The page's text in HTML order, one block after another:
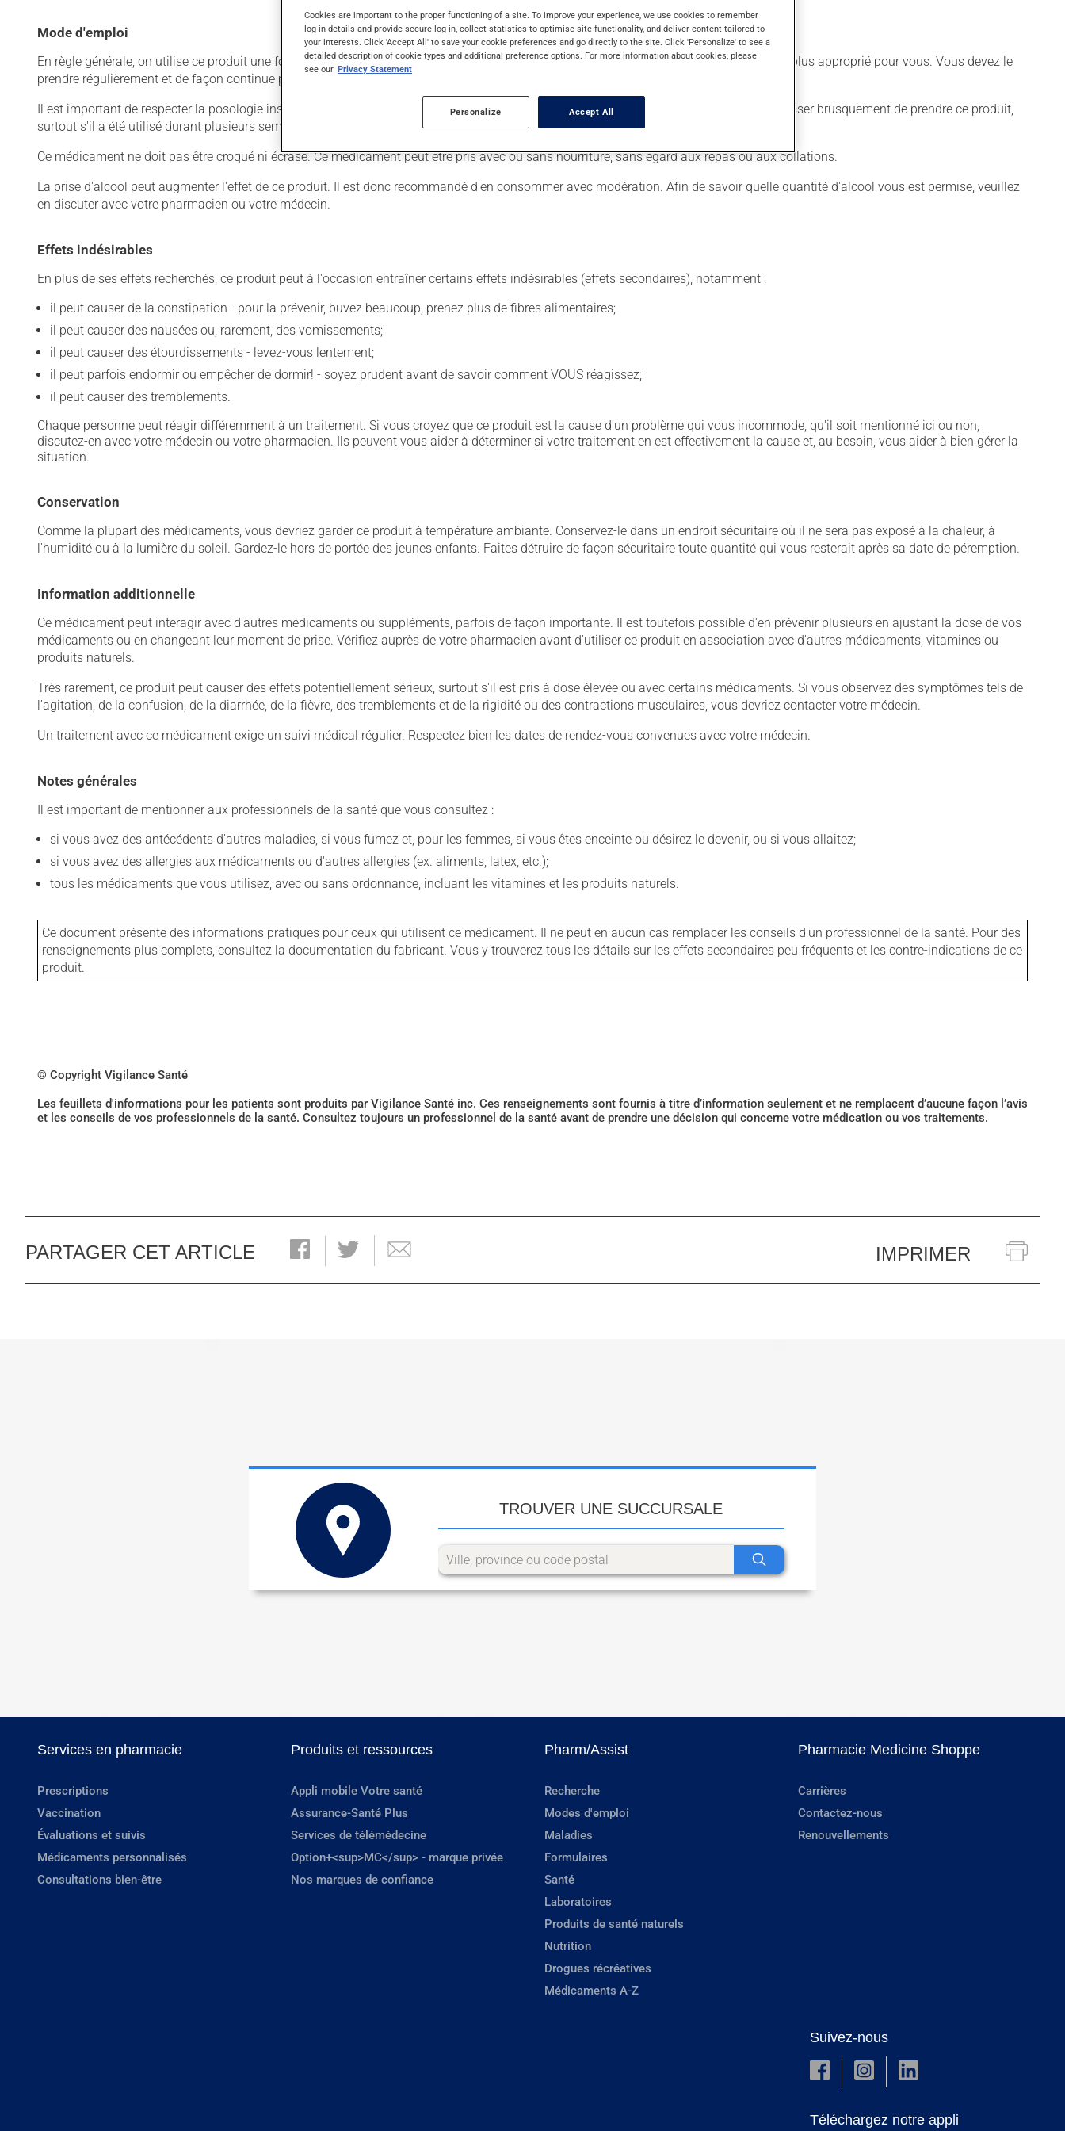
Mode d'emploi
En règle générale, on utilise ce produit une fois par jour. Il est possible que votre pharmacien vous ait indiqué un horaire différent qui est plus approprié pour vous. Vous devez le
prendre régulièrement et de façon continue pour maintenir ses effets bénéfiques.
Il est important de respecter la posologie inscrite sur l'étiquette. N'en utilisez pas plus, ni plus souvent qu'indiqué. Il est déconseillé de cesser brusquement de prendre ce produit,
surtout s'il a été utilisé durant plusieurs semaines. Si vous voulez cesser de l'utiliser, discutez-en avec votre pharmacien.
Ce médicament ne doit pas être croqué ni écrasé. Ce médicament peut être pris avec ou sans nourriture, sans égard aux repas ou aux collations.
La prise d'alcool peut augmenter l'effet de ce produit. Il est donc recommandé d'en consommer avec modération. Afin de savoir quelle quantité d'alcool vous est permise, veuillez
en discuter avec votre pharmacien ou votre médecin.
Effets indésirables
En plus de ses effets recherchés, ce produit peut à l'occasion entraîner certains effets indésirables (effets secondaires), notamment :
il peut causer de la constipation - pour la prévenir, buvez beaucoup, prenez plus de fibres alimentaires;
il peut causer des nausées ou, rarement, des vomissements;
il peut causer des étourdissements - levez-vous lentement;
il peut parfois endormir ou empêcher de dormir! - soyez prudent avant de savoir comment VOUS réagissez;
il peut causer des tremblements.
Chaque personne peut réagir différemment à un traitement. Si vous croyez que ce produit est la cause d'un problème qui vous incommode, qu'il soit mentionné ici ou non,
discutez-en avec votre médecin ou votre pharmacien. Ils peuvent vous aider à déterminer si votre traitement en est effectivement la cause et, au besoin, vous aider à bien gérer la
situation.
Conservation
Comme la plupart des médicaments, vous devriez garder ce produit à température ambiante. Conservez-le dans un endroit sécuritaire où il ne sera pas exposé à la chaleur, à
l'humidité ou à la lumière du soleil. Gardez-le hors de portée des jeunes enfants. Faites détruire de façon sécuritaire toute quantité qui vous resterait après sa date de péremption.
Information additionnelle
Ce médicament peut interagir avec d'autres médicaments ou suppléments, parfois de façon importante. Il est toutefois possible d'en prévenir plusieurs en ajustant la dose de vos
médicaments ou en changeant leur moment de prise. Vérifiez auprès de votre pharmacien avant d'utiliser ce produit en association avec d'autres médicaments, vitamines ou
produits naturels.
Très rarement, ce produit peut causer des effets potentiellement sérieux, surtout s'il est pris à dose élevée ou avec certains médicaments. Si vous observez des symptômes tels de
l'agitation, de la confusion, de la diarrhée, de la fièvre, des tremblements et de la rigidité ou des contractions musculaires, vous devriez contacter votre médecin.
Un traitement avec ce médicament exige un suivi médical régulier. Respectez bien les dates de rendez-vous convenues avec votre médecin.
Notes générales
Il est important de mentionner aux professionnels de la santé que vous consultez :
si vous avez des antécédents d'autres maladies, si vous fumez et, pour les femmes, si vous êtes enceinte ou désirez le devenir, ou si vous allaitez;
si vous avez des allergies aux médicaments ou d'autres allergies (ex. aliments, latex, etc.);
tous les médicaments que vous utilisez, avec ou sans ordonnance, incluant les vitamines et les produits naturels.
Ce document présente des informations pratiques pour ceux qui utilisent ce médicament. Il ne peut en aucun cas remplacer les conseils d'un professionnel de la santé. Pour des
renseignements plus complets, consultez la documentation du fabricant. Vous y trouverez tous les détails sur les effets secondaires peu fréquents et les contre-indications de ce
produit.
© Copyright Vigilance Santé
Les feuillets d'informations pour les patients sont produits par Vigilance Santé inc. Ces renseignements sont fournis à titre d’information seulement et ne remplacent d’aucune façon l’avis
et les conseils de vos professionnels de la santé. Consultez toujours un professionnel de la santé avant de prendre une décision qui concerne votre médication ou vos traitements.
PARTAGER CET ARTICLE IMPRIMER
TROUVER UNE SUCCURSALE
Services en pharmacie
Prescriptions
Vaccination
Évaluations et suivis
Médicaments personnalisés
Consultations bien-être
Produits et ressources
Appli mobile Votre santé
Assurance-Santé Plus
Services de télémédecine
Option+<sup>MC</sup> - marque privée
Nos marques de confiance
Pharm/Assist
Recherche
Modes d'emploi
Maladies
Formulaires
Santé
Laboratoires
Produits de santé naturels
Nutrition
Drogues récréatives
Médicaments A-Z
Pharmacie Medicine Shoppe
Carrières
Contactez-nous
Renouvellements
Suivez-nous
Téléchargez notre appli
Cookies are important to the proper functioning of a site. To improve your experience, we use cookies to remember
log-in details and provide secure log-in, collect statistics to optimise site functionality, and deliver content tailored to
your interests. Click 'Accept All' to save your cookie preferences and go directly to the site. Click 'Personalize' to see a
detailed description of cookie types and additional preference options. For more information about cookies, please
see our Privacy Statement
Personalize Accept All